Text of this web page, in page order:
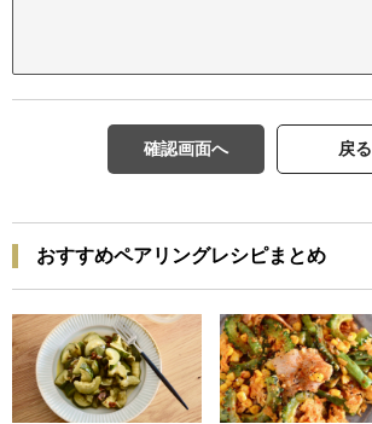
確認画面へ 戻る
おすすめペアリングレシピまとめ